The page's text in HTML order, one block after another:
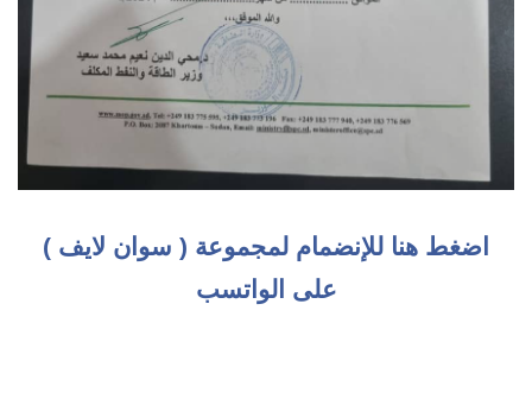
اضغط هنا للإنضمام لمجموعة ( سوان لايف )
على الواتسب